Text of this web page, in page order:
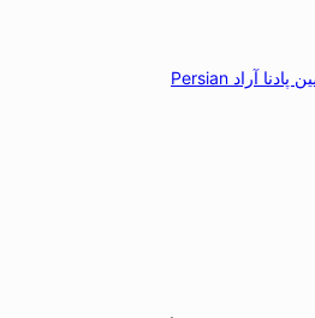
اعزام دانشجو پرشین پادنا آراد Persian